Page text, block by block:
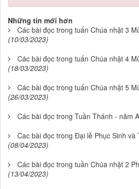
Những tin mới hơn
Các bài đọc trong tuấn Chúa nhật 3
(10/03/2023)
Các bài đọc trong tuấn Chúa nhật 4
(18/03/2023)
Các bài đọc trong tuấn Chúa nhật 5
(26/03/2023)
Các bài đọc trong Tuần Thánh - năm A
Cac bài đọc trong Đại lễ Phục Sinh và
(08/04/2023)
Các bài đọc trong tuần Chúa nhật 2
(13/04/2023)